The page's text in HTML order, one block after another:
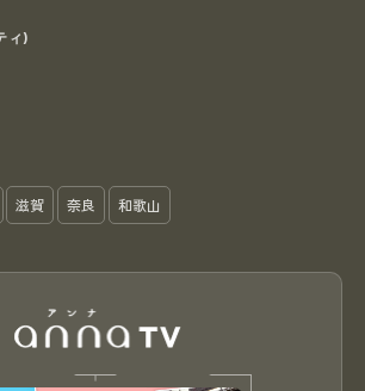
ィ)
滋賀 奈良 和歌山